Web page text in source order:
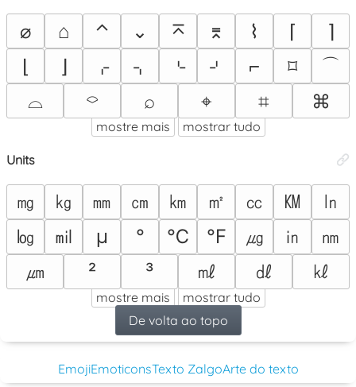
⌀ ⌂ ⌃ ⌄ ⌅ ⌆ ⌇ ⌈
⌉
⌊
⌋ ⌌ ⌍ ⌎ ⌏ ⌐ ⌑
⌒
⌓
⌔ ⌕ ⌖ ⌗ ⌘
mostre mais mostrar tudo
Units
㎎ ㎏ ㎜ ㎝ ㎞ ㎡ ㏄ ㏎
㏑
㏒
㏕ μ ° ℃ ℉ ㎍ ㏌
㎚
㎛
² ³ ㎖ ㎗ ㎘
mostre mais
mostrar tudo
De volta ao topo
EmojiEmoticonsTexto ZalgoArte do texto